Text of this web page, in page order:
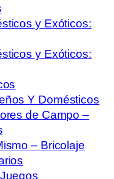
y Exóticos:
y Exóticos:
Y Domésticos
de Campo –
– Bricolaje